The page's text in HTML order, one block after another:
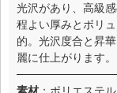
光沢があり、高級感
程よい厚みとボリ
的。光沢度合と昇
麗に仕上がります。
素材 ：ポリエステ